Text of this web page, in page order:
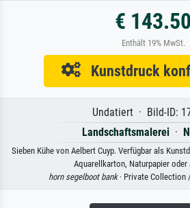
€ 143.50
Enthält 19% MwSt.
Kunstdruck
Undatiert · Bild-ID:
Landschaftsmalerei ·
Sieben Kühe von Aelbert Cuyp. Verfügbar als
Aquarellkarton, Naturpapier oder
horn segelboot bank· Private Collection